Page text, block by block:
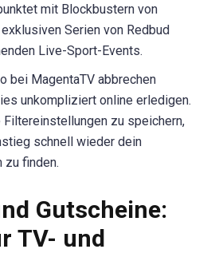
mit Blockbustern von
Serien von Redbud
Live-Sport-Events.
bei MagentaTV abbrechen
unkompliziert online erledigen.
Filtereinstellungen zu speichern,
schnell wieder dein
zu finden.
Gutscheine:
TV- und